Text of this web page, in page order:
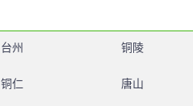
台州 铜陵
铜仁 唐山